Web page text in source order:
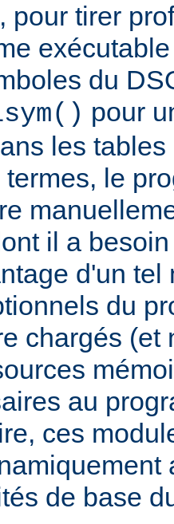
pour tirer
du
pour
les
le
il a
d'un
du
chargés (et
au
ces
de base